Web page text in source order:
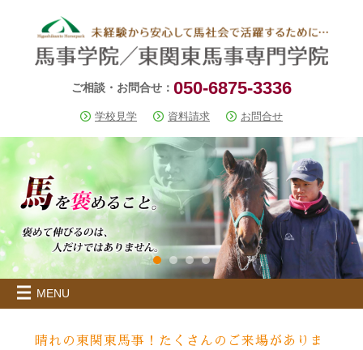
ご相談・お問合せ： 050-6875-3336
学校見学 資料請求 お問合せ
MENU
晴れの東関東馬事！たくさんのご来場がありま